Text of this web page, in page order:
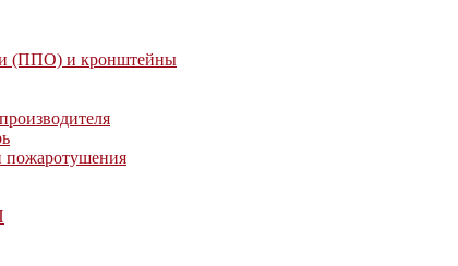
(ППО) и кронштейны
пожаротушения